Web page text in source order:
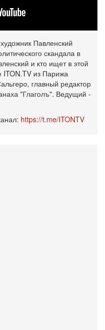
Павленский
скандала в
и кто ищет в этой
ITON.TV из Парижа
главный редактор
"Глаголъ". Ведущий -
https://t.me/ITONTV